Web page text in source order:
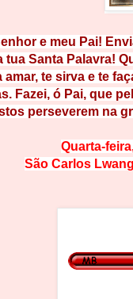
e meu Pai!
tua Santa Palavra!
amar, te sirva e te
Fazei, ó Pai, que
perseverem na
Quarta-
São Carlos